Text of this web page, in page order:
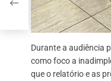
Durante a audiência
como foco a
que o relatório e as